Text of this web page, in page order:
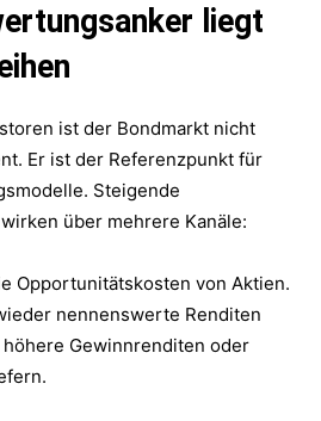
liegt
ist der Bondmarkt nicht
Er ist der Referenzpunkt für
Steigende
über mehrere Kanäle:
Opportunitätskosten von Aktien.
nennenswerte Renditen
Gewinnrenditen oder